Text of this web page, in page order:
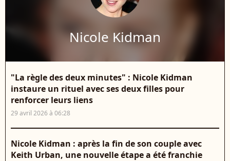
Nicole Kidman
"La règle des deux minutes" : Nicole Kidman
instaure un rituel avec ses deux filles pour
renforcer leurs liens
29 avril 2026 à 06:28
Nicole Kidman : après la fin de son couple avec
Keith Urban, une nouvelle étape a été franchie